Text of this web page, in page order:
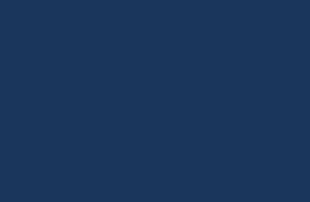
discretization scheme that converges at the
method to the problem of sampling from log-
Chlebicka, and J. Endal. For further details, see
Tomasz Grzywny (PWr), "Liouville's
Abstract: Classical Liouville’s theorem, due to
relaxed the assumptions and only assumed semi-
another variant of Liouville’s theorem asserts that
I will discuss my recent work with Mateusz
$\mathbb{R}^d$. That is, we investigate the class
equal to zero in an appropriate sense; or, in